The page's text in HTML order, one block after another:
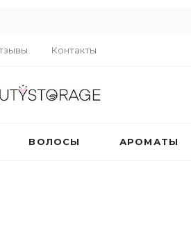
Контакты
ВОЛОСЫ АРОМАТЫ